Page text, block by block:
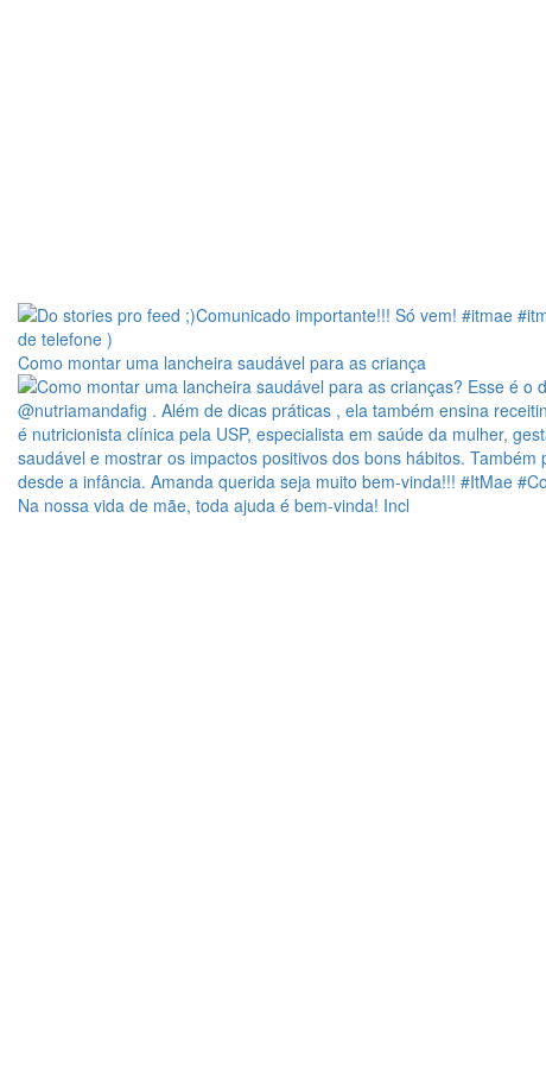
Como montar uma lancheira saudável para as criança
Na nossa vida de mãe, toda ajuda é bem-vinda! Incl